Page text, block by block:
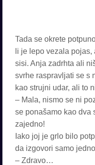
Tada se okrete
li je lepo vezala
sisi. Anja zadrhta ali
svrhe raspravljati se s
kao strujni udar, ali to
– Mala, nismo se ni
se ponašamo kao dva
zajedno!
Iako joj je grlo bilo
da izgovori samo
– Zdravo…